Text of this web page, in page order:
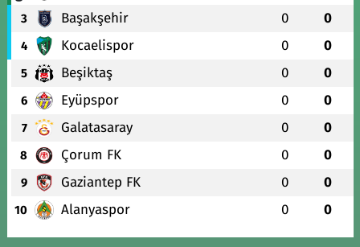
3 Başakşehir 0 0
4 Kocaelispor 0 0
5 Beşiktaş 0 0
6 Eyüpspor 0 0
7 Galatasaray 0 0
8 Çorum FK 0 0
9 Gaziantep FK 0 0
10 Alanyaspor 0 0